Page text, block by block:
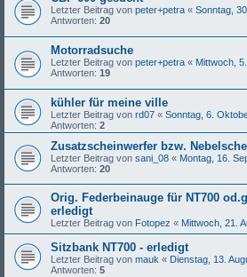
Letzter Beitrag von peter+petra « Sonntag,
Antworten: 20
Motorradsuche
Letzter Beitrag von peter+petra « Mittwoch,
Antworten: 19
kühler für meine ville
Letzter Beitrag von rd07 « Sonntag, 6.
Antworten: 2
Zusatzscheinwerfer bzw.
Letzter Beitrag von sani_08 « Montag, 16.
Antworten: 20
Orig. Federbeinauge für NT700
erledigt
Letzter Beitrag von Fotopez « Mittwoch, 21.
Sitzbank NT700 - erledigt
Letzter Beitrag von mauk « Dienstag, 13.
Antworten: 5